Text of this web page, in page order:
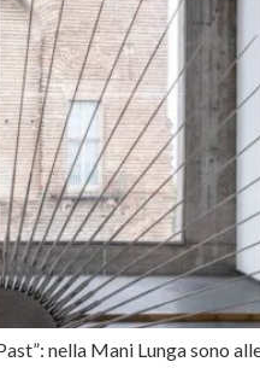
nella Mani Lunga sono